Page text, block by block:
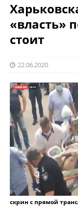
«власть»
стоит
22.06.2020
скрин с прямой